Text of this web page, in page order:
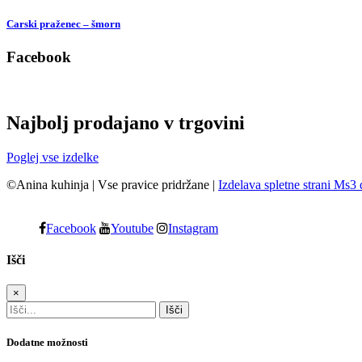
Carski praženec – šmorn
Facebook
Najbolj prodajano v trgovini
Poglej vse izdelke
©Anina kuhinja | Vse pravice pridržane | Izdelava spletne strani Ms3
Facebook Youtube Instagram
Išči
×
Dodatne možnosti